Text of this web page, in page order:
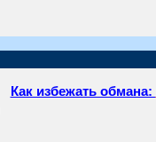
Как избежать обмана: